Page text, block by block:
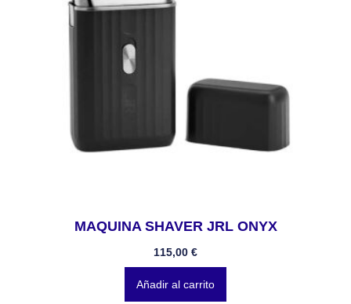
MAQUINA SHAVER JRL ONYX
115,00 €
Añadir al carrito